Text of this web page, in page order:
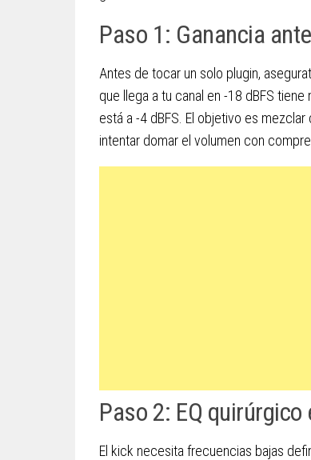
Paso 1: Ganancia
Antes de tocar un solo plugin,
que llega a tu canal en -18 dBFS
está a -4 dBFS. El objetivo es
intentar domar el volumen con
Paso 2: EQ
El kick necesita frecuencias bajas